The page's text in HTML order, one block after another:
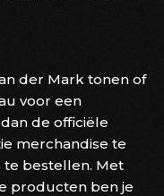
der Mark tonen of
voor een
de officiële
merchandise te
te bestellen. Met
producten ben je